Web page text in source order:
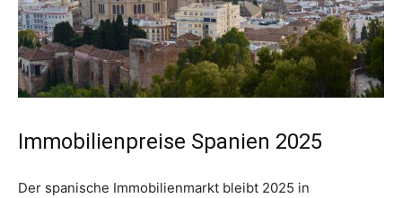
Immobilienpreise Spanien 2025
Der spanische Immobilienmarkt bleibt 2025 in